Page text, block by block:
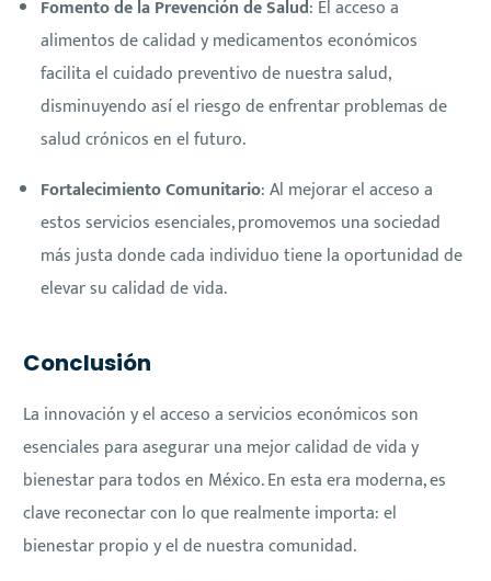
Fomento de la Prevención de Salud: El acceso a
alimentos de calidad y medicamentos económicos
facilita el cuidado preventivo de nuestra salud,
disminuyendo así el riesgo de enfrentar problemas de
salud crónicos en el futuro.
Fortalecimiento Comunitario: Al mejorar el acceso a
estos servicios esenciales, promovemos una sociedad
más justa donde cada individuo tiene la oportunidad de
elevar su calidad de vida.
Conclusión
La innovación y el acceso a servicios económicos son
esenciales para asegurar una mejor calidad de vida y
bienestar para todos en México. En esta era moderna, es
clave reconectar con lo que realmente importa: el
bienestar propio y el de nuestra comunidad.